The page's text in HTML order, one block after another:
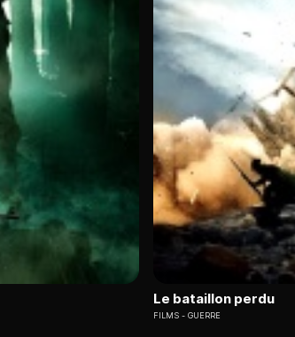
Le bataillon perdu
FILMS GUERRE